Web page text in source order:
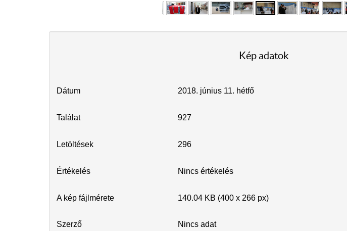
Kép adatok
Dátum 2018. június 11. hétfő
Találat 927
Letöltések 296
Értékelés Nincs értékelés
A kép fájlmérete 140.04 KB (400 x 266 px)
Szerző Nincs adat